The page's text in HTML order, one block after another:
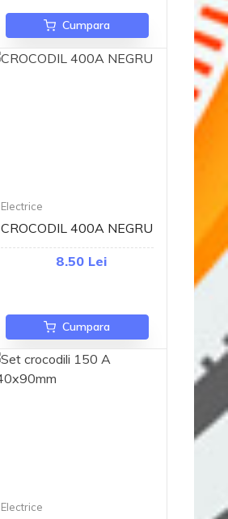
Cumpara
Electrice
CROCODIL 400A NEGRU
8.50 Lei
Cumpara
Electrice